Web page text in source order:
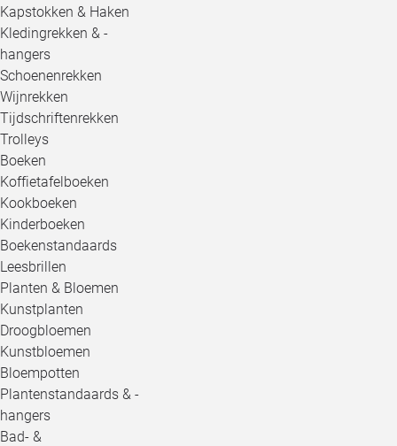
Kapstokken & Haken
Kledingrekken & -
hangers
Schoenenrekken
Wijnrekken
Tijdschriftenrekken
Trolleys
Boeken
Koffietafelboeken
Kookboeken
Kinderboeken
Boekenstandaards
Leesbrillen
Planten & Bloemen
Kunstplanten
Droogbloemen
Kunstbloemen
Bloempotten
Plantenstandaards & -
hangers
Bad- &